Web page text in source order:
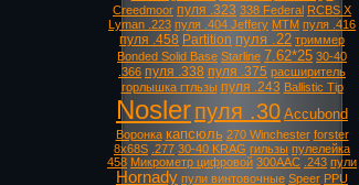
Creedmoor пуля .323 338 Federal RCBS X
Lyman .223 пуля .404 Jeffery MTM пуля .416
пуля .458 Partition пуля .22 триммер
Bonded Solid Base Starline 7.62*25 30-40
.366 пуля .338 пуля .375 расширитель
горлышка гтльзы пуля .243 Ballistic Tip
Noslerпуля .30 Accubond
Воронка капсюль 270 Winchester forster
8х68S .277 30-40 KRAG гильзы пулелейка
458 Микрометр цифровой 300AAC .243 пули
Hornady пули винтовочные Speer PPU